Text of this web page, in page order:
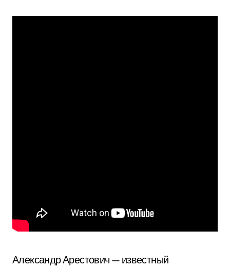
Александр Арестович — известный